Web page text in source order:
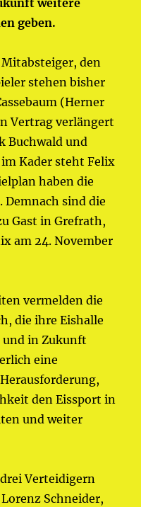
weitere
geben.
den
stehen bisher
(Herner
Vertrag verlängert
Buchwald und
Kader steht Felix
haben die
sind die
Gast in Grefrath,
am 24. November
vermelden die
die ihre Eishalle
und in Zukunft
eine
den Eissport in
und weiter
Verteidigern
Schneider,